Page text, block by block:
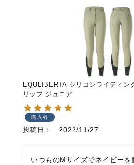
EQULIBERTA シリコンライディン
リップ ジュニア
購入者
投稿日 2022/11/27
いつものMサイズでネイビーを